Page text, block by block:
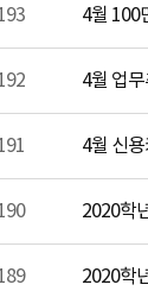
4월 100
4월 업
4월 신
2020학
2020학